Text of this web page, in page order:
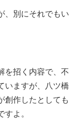
、別にそれでもい
を招く内容で、不
いますが、八ツ橋
創作したとしても
よ。